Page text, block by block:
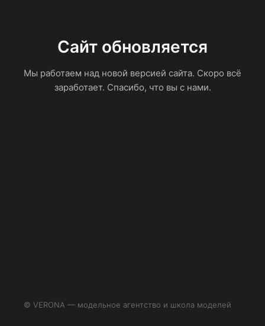
Сайт обновляется
Мы работаем над новой версией сайта. Скоро всё
заработает. Спасибо, что вы с нами.
© VERONA — модельное агентство и школа моделей